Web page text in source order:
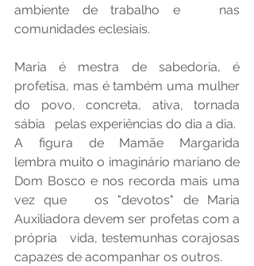
ambiente de trabalho e   nas
comunidades eclesiais.
Maria é mestra de sabedoria, é
profetisa, mas é também uma mulher
do povo, concreta, ativa, tornada
sábia   pelas experiências do dia a dia.
A figura de Mamãe Margarida
lembra muito o imaginário mariano de
Dom Bosco e nos recorda mais uma
vez que   os "devotos" de Maria
Auxiliadora devem ser profetas com a
própria   vida, testemunhas corajosas
capazes de acompanhar os outros.